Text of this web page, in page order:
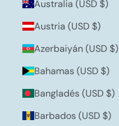
Australia (USD $)
Austria (USD $)
Azerbaiyán (USD $)
Bahamas (USD $)
Bangladés (USD $)
Barbados (USD $)